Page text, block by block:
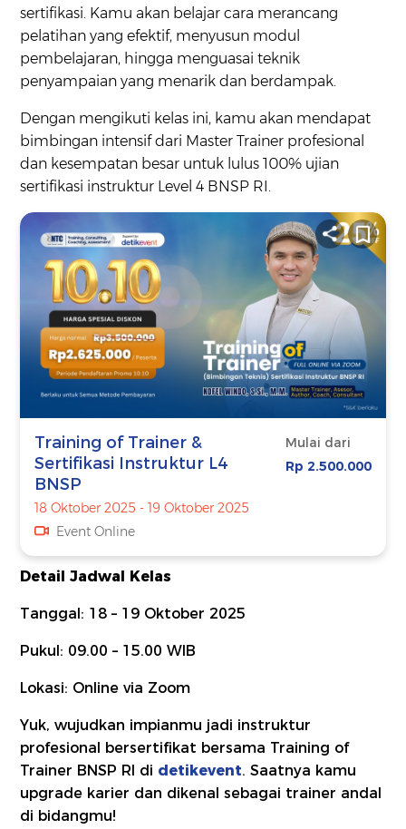
sertifikasi. Kamu akan belajar cara merancang
pelatihan yang efektif, menyusun modul
pembelajaran, hingga menguasai teknik
penyampaian yang menarik dan berdampak.
Dengan mengikuti kelas ini, kamu akan mendapat
bimbingan intensif dari Master Trainer profesional
dan kesempatan besar untuk lulus 100% ujian
sertifikasi instruktur Level 4 BNSP RI.
Training of Trainer &
Sertifikasi Instruktur L4
BNSP
18 Oktober 2025 - 19 Oktober 2025
Event Online
Mulai dari
Rp 2.500.000
Detail Jadwal Kelas
Tanggal: 18 – 19 Oktober 2025
Pukul: 09.00 – 15.00 WIB
Lokasi: Online via Zoom
Yuk, wujudkan impianmu jadi instruktur
profesional bersertifikat bersama Training of
Trainer BNSP RI di detikevent. Saatnya kamu
upgrade karier dan dikenal sebagai trainer andal
di bidangmu!